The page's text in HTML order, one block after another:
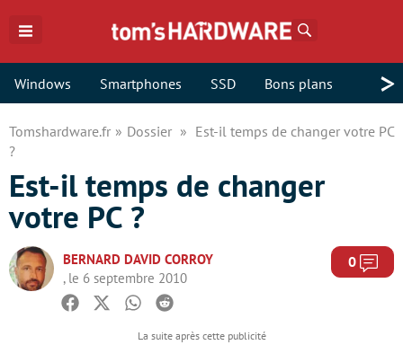
Windows Smartphones SSD Bons plans >
Tomshardware.fr Dossier
Est-il temps de changer votre PC
?
Est-il temps de changer
votre PC ?
BERNARD DAVID CORROY
, le 6 septembre 2010
0
Facebook
TwitterWhatsapp
Reddit